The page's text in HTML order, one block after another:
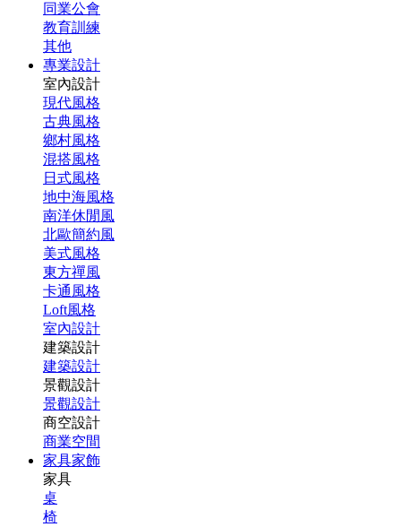
同業公會
教育訓練
其他
專業設計
室內設計
現代風格
古典風格
鄉村風格
混搭風格
日式風格
地中海風格
南洋休閒風
北歐簡約風
美式風格
東方禪風
卡通風格
Loft風格
室內設計
建築設計
建築設計
景觀設計
景觀設計
商空設計
商業空間
家具家飾
家具
桌
椅